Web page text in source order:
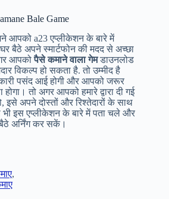
Bale Game
आपको a23 एप्लीकेशन के बारे में
बैठे अपने स्मार्टफोन की मदद से अच्छा
आपकोपैसे कमाने वाला गेमडाउनलोड
विकल्प हो सकता है. तो उम्मीद है
पसंद आई होगी और आपको जरूर
तो अगर आपको हमारे द्वारा दी गई
इसे अपने दोस्तों और रिश्तेदारों के साथ
इस एप्लीकेशन के बारे में पता चले और
अर्निंग कर सकें।
,